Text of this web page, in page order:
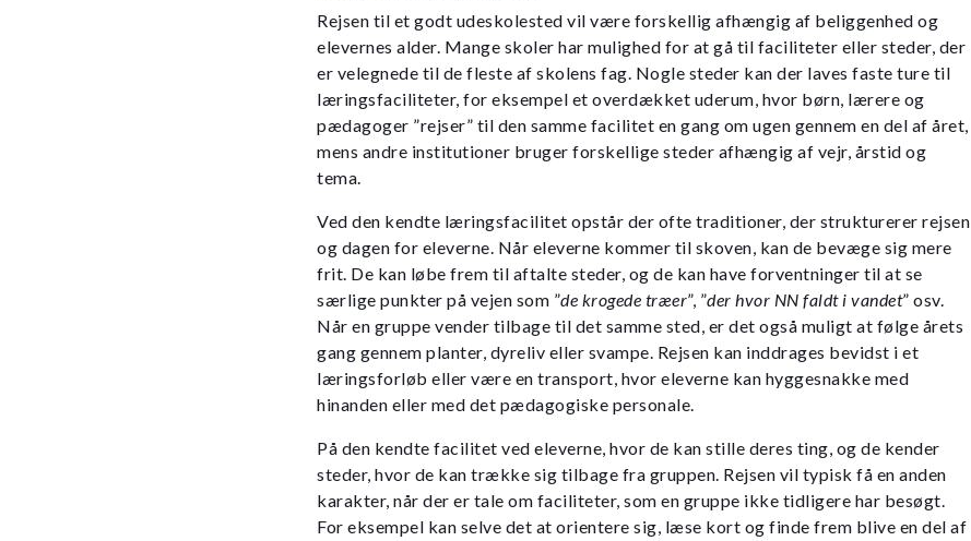
Rejsen til et godt udeskolested vil være forskellig afhængig af beliggenhed og
elevernes alder. Mange skoler har mulighed for at gå til faciliteter eller steder, der
er velegnede til de fleste af skolens fag. Nogle steder kan der laves faste ture til
læringsfaciliteter, for eksempel et overdækket uderum, hvor børn, lærere og
pædagoger ”rejser” til den samme facilitet en gang om ugen gennem en del af året,
mens andre institutioner bruger forskellige steder afhængig af vejr, årstid og
tema.
Ved den kendte læringsfacilitet opstår der ofte traditioner, der strukturerer rejsen
og dagen for eleverne. Når eleverne kommer til skoven, kan de bevæge sig mere
frit. De kan løbe frem til aftalte steder, og de kan have forventninger til at se
særlige punkter på vejen som ”de krogede træer”, ”der hvor NN faldt i vandet” osv.
Når en gruppe vender tilbage til det samme sted, er det også muligt at følge årets
gang gennem planter, dyreliv eller svampe. Rejsen kan inddrages bevidst i et
læringsforløb eller være en transport, hvor eleverne kan hyggesnakke med
hinanden eller med det pædagogiske personale.
På den kendte facilitet ved eleverne, hvor de kan stille deres ting, og de kender
steder, hvor de kan trække sig tilbage fra gruppen. Rejsen vil typisk få en anden
karakter, når der er tale om faciliteter, som en gruppe ikke tidligere har besøgt.
For eksempel kan selve det at orientere sig, læse kort og finde frem blive en del af